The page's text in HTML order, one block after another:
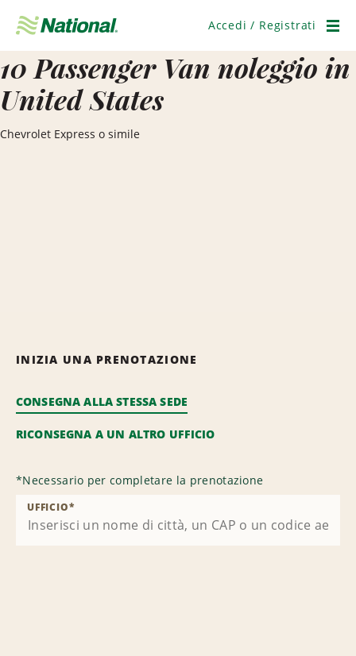
navigazione
Accedi / Registrati
10 Passenger Van noleggio in
United States
Chevrolet Express o simile
INIZIA UNA PRENOTAZIONE
CONSEGNA ALLA STESSA SEDE
RICONSEGNA A UN ALTRO UFFICIO
*Necessario per completare la prenotazione
UFFICIO*